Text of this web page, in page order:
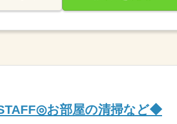
お部屋の清掃など◆